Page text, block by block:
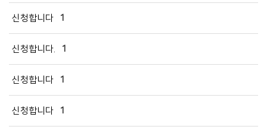
신청합니다 1
신청합니다. 1
신청합니다 1
신청합니다 1